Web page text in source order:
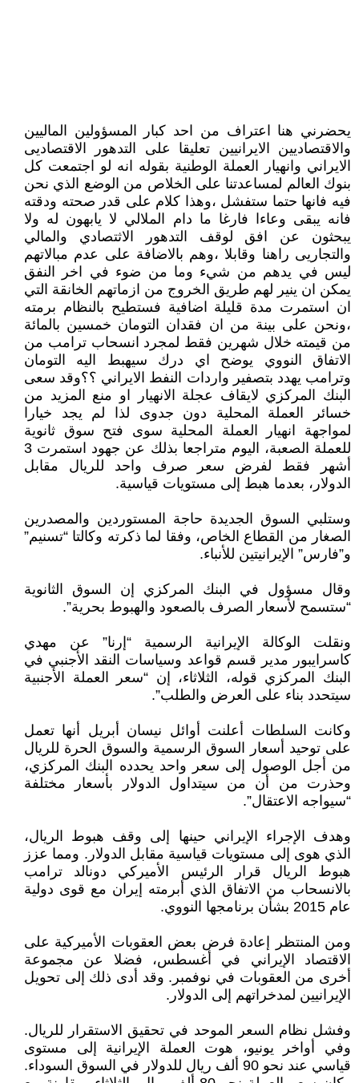
يحضرني هنا اعتراف من احد كبار المسؤولين الماليين
والاقتصاديين الايرانيين تعليقا على التدهور الاقتصاديى
الايراني وانهيار العملة الوطنية بقوله انه لو اجتمعت كل
بنوك العالم لمساعدتنا على الخلاص من الوضع الذي نحن
فيه فانها حتما ستفشل ،وهذا كلام على قدر صحته ودقته
فانه يبقى وعاءا فارغا ما دام الملالي لا يابهون له ولا
يبحثون عن افق لوقف التدهور الاثتصادي والمالي
والتجاريى راهنا وقابلا ،وهم بالاضافة على عدم مبالاتهم
ليس في يدهم من شيء وما من ضوء في اخر النفق
يمكن ان ينير لهم طريق الخروج من ازماتهم الخانقة التي
ان استمرت مدة قليلة اضافية فستطيح بالنظام برمته
،ونحن على بينة من ان فقدان التومان خمسين بالمائة
من قيمته خلال شهرين فقط لمجرد انسحاب ترامب من
الاتفاق النووي يوضح اي درك سيهبط اليه التومان
وترامب يهدد بتصفير واردات النفط الايراني ؟؟وقد سعى
البنك المركزي لايقاف عجلة الانهيار او منع المزيد من
خسائر العملة المحلية دون جدوى لذا لم يجد خيارا
لمواجهة انهيار العملة المحلية سوى فتح سوق ثانوية
للعملة الصعبة، اليوم متراجعا بذلك عن جهود استمرت 3
أشهر فقط لفرض سعر صرف واحد للريال مقابل
الدولار، بعدما هبط إلى مستويات قياسية.
وستلبي السوق الجديدة حاجة المستوردين والمصدرين
الصغار من القطاع الخاص، وفقا لما ذكرته وكالتا “تسنيم”
و”فارس” الإيرانيتين للأنباء.
وقال مسؤول في البنك المركزي إن السوق الثانوية
“ستسمح لأسعار الصرف بالصعود والهبوط بحرية”.
ونقلت الوكالة الإيرانية الرسمية “إرنا” عن مهدي
كاسرايبور مدير قسم قواعد وسياسات النقد الأجنبي في
البنك المركزي قوله، الثلاثاء، إن “سعر العملة الأجنبية
سيتحدد بناء على العرض والطلب”.
وكانت السلطات أعلنت أوائل نيسان أبريل أنها تعمل
على توحيد أسعار السوق الرسمية والسوق الحرة للريال
من أجل الوصول إلى سعر واحد يحدده البنك المركزي،
وحذرت من أن من سيتداول الدولار بأسعار مختلفة
“سيواجه الاعتقال”.
وهدف الإجراء الإيراني حينها إلى وقف هبوط الريال،
الذي هوى إلى مستويات قياسية مقابل الدولار. ومما عزز
هبوط الريال قرار الرئيس الأميركي دونالد ترامب
بالانسحاب من الاتفاق الذي أبرمته إيران مع قوى دولية
عام 2015 بشأن برنامجها النووي.
ومن المنتظر إعادة فرض بعض العقوبات الأميركية على
الاقتصاد الإيراني في أغسطس، فضلا عن مجموعة
أخرى من العقوبات في نوفمبر. وقد أدى ذلك إلى تحويل
الإيرانيين لمدخراتهم إلى الدولار.
وفشل نظام السعر الموحد في تحقيق الاستقرار للريال.
وفي أواخر يونيو، هوت العملة الإيرانية إلى مستوى
قياسي عند نحو 90 ألف ريال للدولار في السوق السوداء.